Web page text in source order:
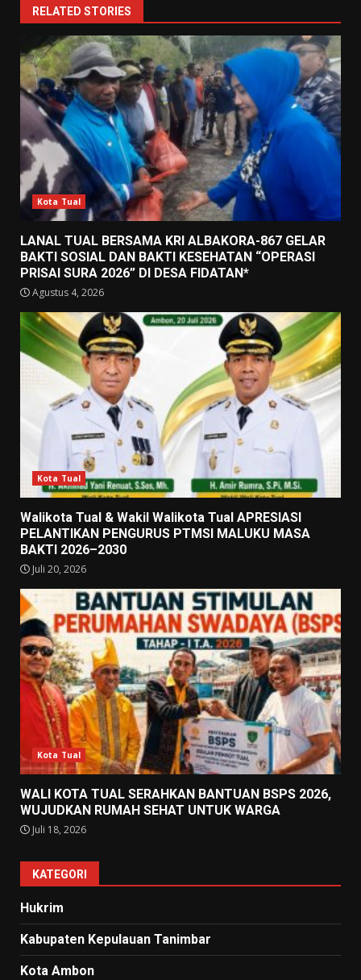
RELATED STORIES
Kota Tual
LANAL TUAL BERSAMA KRI ALBAKORA-867 GELAR
BAKTI SOSIAL DAN BAKTI KESEHATAN “OPERASI
PRISAI SURA 2026” DI DESA FIDATAN*
Agustus 4, 2026
Kota Tual
Walikota Tual & Wakil Walikota Tual APRESIASI
PELANTIKAN PENGURUS PTMSI MALUKU MASA
BAKTI 2026–2030
Juli 20, 2026
Kota Tual
WALI KOTA TUAL SERAHKAN BANTUAN BSPS 2026,
WUJUDKAN RUMAH SEHAT UNTUK WARGA
Juli 18, 2026
KATEGORI
Hukrim
Kabupaten Kepulauan Tanimbar
Kota Ambon